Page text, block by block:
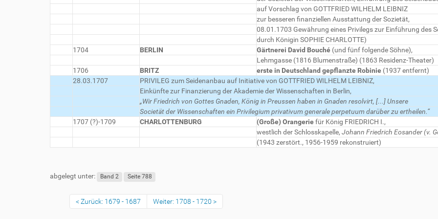
auf Vorschlag von GOTTFRIED WILHELM LEIBNIZ
zur besseren finanziellen Ausstattung der Sozietät,
08.01.1703 Gewährung eines Privilegs zur Einführung des
durch Königin SOPHIE CHARLOTTE)
1704
BERLIN Gärtnerei David Bouché (und fünf folgende Söhne),
Lehmgasse (1816 Blumenstraße) (1863 Residenz-Theater)
1706
BRITZ erste in Deutschland gepflanzte Robinie (1937 entfernt)
28.03.1707
PRIVILEG zum Seidenanbau auf Initiative von GOTTFRIED WILHELM LEIBNIZ,
Einkünfte zur Finanzierung der Akademie der Wissenschaften in Berlin,
„Wir Friedrich von Gottes Gnaden, König in Preussen haben in Gnaden resolvirt, [...] Unsere
Societät der Wissenschaften ein Privilegium privativum generale perpetuum darüber zu ertheilen.“
1707 (?)-1709
CHARLOTTENBURG (Große) Orangeriefür König FRIEDRICH I.,
westlich der Schlosskapelle, Johann Friedrich Eosander (v.
(1943 zerstört., 1956-1959 rekonstruiert)
abgelegt unter: Band 2 Seite 788
Zurück: 1679 - 1687 Weiter: 1708 - 1720